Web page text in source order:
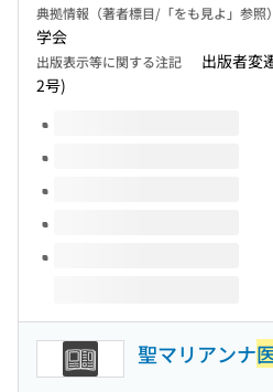
典拠情報（著者標目/「をも見よ」参照）
学会
出版表示等に関する注記 出版者変
2号)
このタイトルの巻号
聖マリアンナ